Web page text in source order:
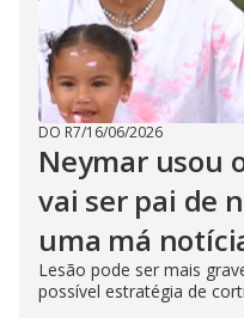
DO R7/16/06/2026
Neymar usou
vai ser pai de
uma má
Lesão pode ser mais
possível estratégia de